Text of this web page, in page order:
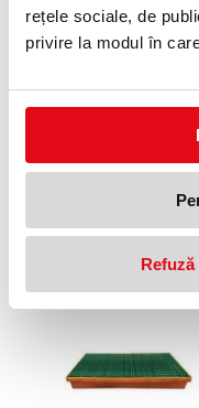
rețele sociale, de
privire la modul în
1080,97 lei(pret cu TVA)